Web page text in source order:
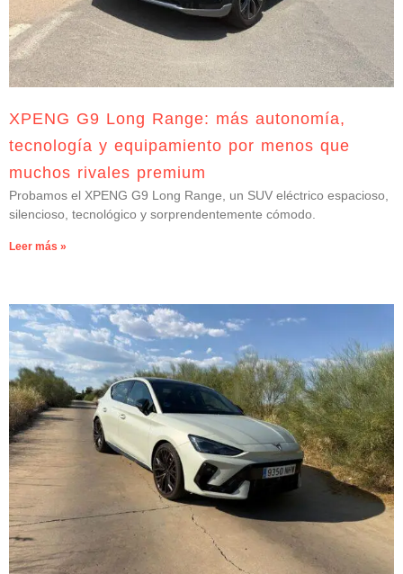
XPENG G9 Long Range: más autonomía,
tecnología y equipamiento por menos que
muchos rivales premium
Probamos el XPENG G9 Long Range, un SUV eléctrico espacioso,
silencioso, tecnológico y sorprendentemente cómodo.
Leer más »